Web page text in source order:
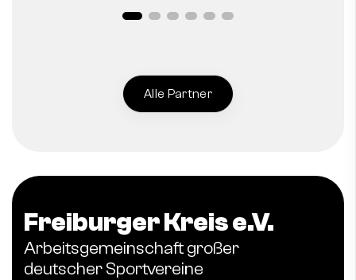
Alle Partner
Freiburger Kreis e.V.
Arbeitsgemeinschaft großer
deutscher Sportvereine